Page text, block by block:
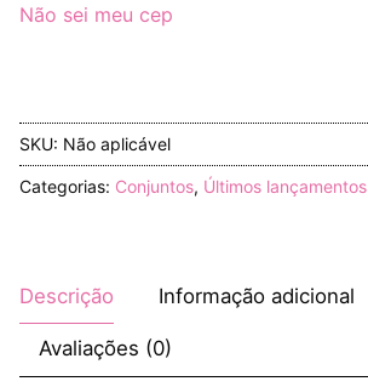
Não sei meu cep
SKU: Não aplicável
Categorias: Conjuntos, Últimos lançamentos
Descrição Informação adicional
Avaliações (0)